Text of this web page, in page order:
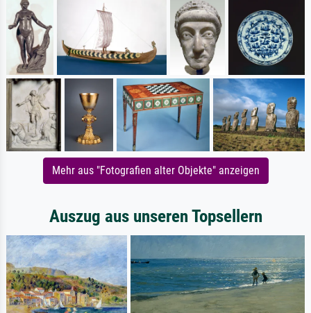
Mehr aus "Fotografien alter Objekte" anzeigen
Auszug aus unseren Topsellern